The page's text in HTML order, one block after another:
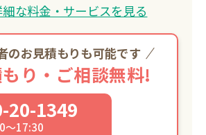
な料金・サービスを見る
のお見積もりも可能です
り・ご相談無料!
20-1349
～17:30